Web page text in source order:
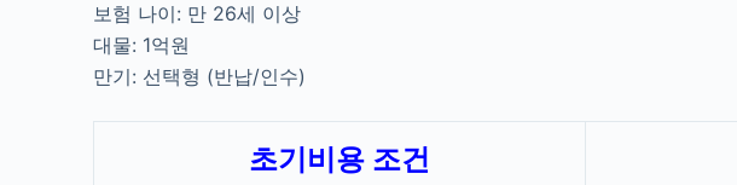
보험 나이: 만 26세 이상
대물: 1억원
만기: 선택형 (반납/인수)
초기비용 조건